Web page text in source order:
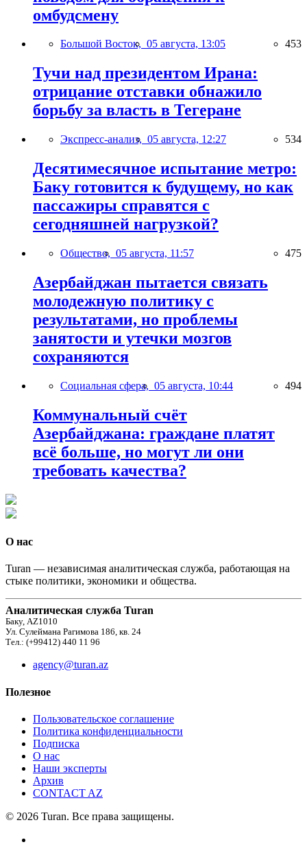
омбудсмену
Большой Восток, 05 августа, 13:05 453
Тучи над президентом Ирана:
отрицание отставки обнажило
борьбу за власть в Тегеране
Экспресс-анализ, 05 августа, 12:27 534
Десятимесячное испытание метро:
Баку готовится к будущему, но как
пассажиры справятся с
сегодняшней нагрузкой?
Общество, 05 августа, 11:57 475
Азербайджан пытается связать
молодежную политику с
результатами, но проблемы
занятости и утечки мозгов
сохраняются
Социальная сфера, 05 августа, 10:44 494
Коммунальный счёт
Азербайджана: граждане платят
всё больше, но могут ли они
требовать качества?
О нас
Turan — независимая аналитическая служба, работающая на
стыке политики, экономики и общества.
Аналитическая служба Turan
Баку, AZ1010
Ул. Сулеймана Рагимова 186, кв. 24
Тел.: (+99412) 440 11 96
agency@turan.az
Полезное
Пользовательское соглашение
Политика конфиденциальности
Подписка
О нас
Наши эксперты
Архив
CONTACT AZ
© 2026 Turan. Все права защищены.